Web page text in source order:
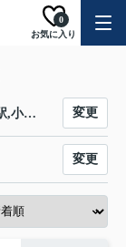
お気に入り
0
宇都宮駅,雀宮駅,石橋駅,自治医大駅,小金井駅,小山駅,間々田駅,野木駅,古河駅,栗橋駅,東鷲宮駅,久喜駅,新白岡駅,白岡駅,蓮田駅,東大宮駅,土呂駅,大宮駅,浦和駅,赤羽駅,池袋駅,新宿駅,渋谷駅,恵比寿駅,大崎駅,西大井駅,武蔵小杉駅,新川崎駅,横浜駅,保土ケ谷駅,東戸塚駅,戸塚駅,大船駅,北鎌倉駅,鎌倉駅,逗子駅 変更
変更